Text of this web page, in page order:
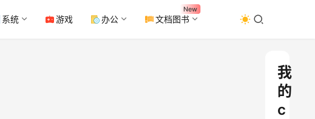
系统 游戏 办公 文档图书
New
我
的
c